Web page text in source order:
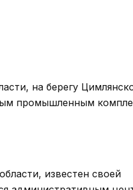
на берегу
промышленным
известен своей